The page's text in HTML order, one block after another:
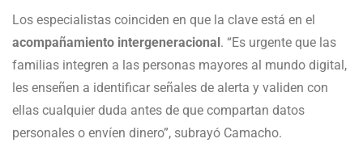
Los especialistas coinciden en que la clave está en el
acompañamiento intergeneracional. “Es urgente que las
familias integren a las personas mayores al mundo digital,
les enseñen a identificar señales de alerta y validen con
ellas cualquier duda antes de que compartan datos
personales o envíen dinero”, subrayó Camacho.